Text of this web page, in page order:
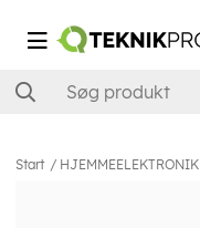
Start HJEMMEELEKTRONIK